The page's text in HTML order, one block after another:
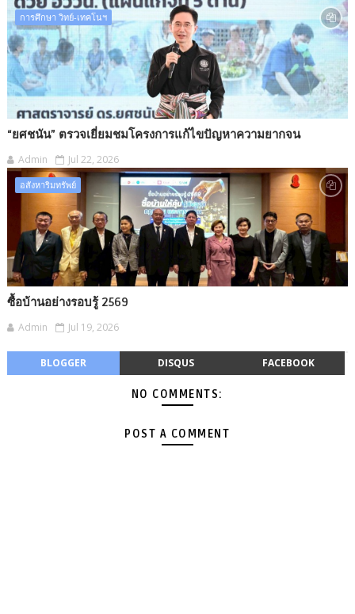
การศึกษา วิทย์-เทคโนฯ
“ยศชนัน” ตรวจเยี่ยมชมโครงการแก้ไขปัญหาความยากจน
Admin Jul 22, 2026
อสังหาริมทรัพย์
ซื้อบ้านอย่างรอบรู้ 2569
Admin Jul 19, 2026
BLOGGER DISQUS FACEBOOK
NO COMMENTS:
POST A COMMENT